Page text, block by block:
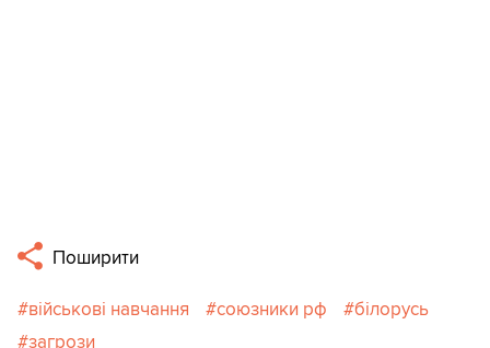
Поширити
військові навчання союзники рф
білорусь
загрози